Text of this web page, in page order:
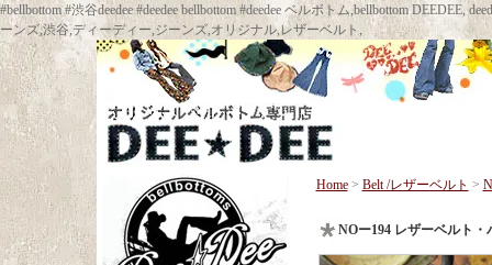
#bellbottom #渋谷deedee #deedee bellbottom #deedee ベルボトム,bellbottom
ーンズ,渋谷,ディーディー,ジーンズ,オリジナル,レザーベルト,
Home> Belt /レザーベルト >
NOー194 レザーベルト